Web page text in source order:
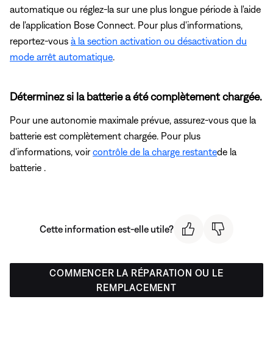
automatique ou réglez-la sur une plus longue période à l'aide
de l'application Bose Connect. Pour plus d'informations,
reportez-vous à la section activation ou désactivation du
mode arrêt automatique
Déterminez si la batterie a été complètement chargée.
Pour une autonomie maximale prévue, assurez-vous que la
batterie est complètement chargée. Pour plus
d'informations, voircontrôle de la charge restantede la
batterie .
Cette information est-elle utile?
COMMENCER LA RÉPARATION OU LE
REMPLACEMENT